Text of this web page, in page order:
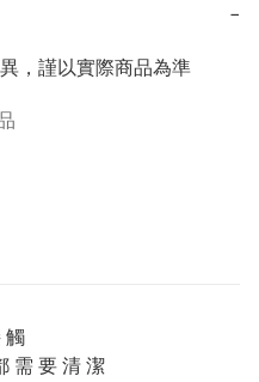
−
，謹以實際商品為準
觸
需 要 清 潔